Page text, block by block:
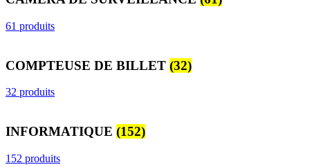
61 produits
COMPTEUSE DE BILLET (32)
32 produits
INFORMATIQUE (152)
152 produits